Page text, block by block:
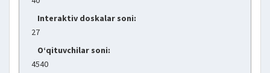
Interaktiv doskalar soni:
27
O‘qituvchilar soni:
4540